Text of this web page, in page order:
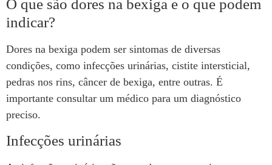
O que são dores na bexiga e o que podem
indicar?
Dores na bexiga podem ser sintomas de diversas
condições, como infecções urinárias, cistite intersticial,
pedras nos rins, câncer de bexiga, entre outras. É
importante consultar um médico para um diagnóstico
preciso.
Infecções urinárias